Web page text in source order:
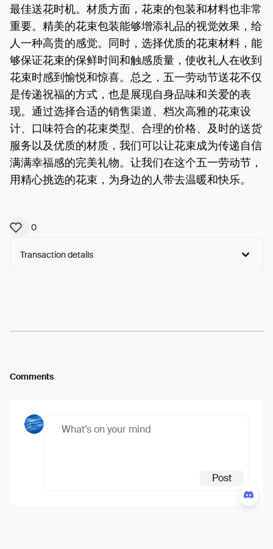
最佳送花时机。材质方面，花束的包装和材料也非常
重要。精美的花束包装能够增添礼品的视觉效果，给
人一种高贵的感觉。同时，选择优质的花束材料，能
够保证花束的保鲜时间和触感质量，使收礼人在收到
花束时感到愉悦和惊喜。总之，五一劳动节送花不仅
是传递祝福的方式，也是展现自身品味和关爱的表
现。通过选择合适的销售渠道、档次高雅的花束设
计、口味符合的花束类型、合理的价格、及时的送货
服务以及优质的材质，我们可以让花束成为传递自信
满满幸福感的完美礼物。让我们在这个五一劳动节，
用精心挑选的花束，为身边的人带去温暖和快乐。
0
Transaction details
Comments
Post